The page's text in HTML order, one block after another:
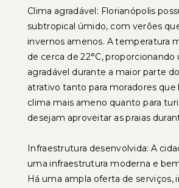
Clima agradável: Florianópolis
subtropical úmido, com verões
invernos amenos. A temperatura
de cerca de 22°C, proporcionando
agradável durante a maior parte
atrativo tanto para moradores que
clima mais ameno quanto para
desejam aproveitar as praias
Infraestrutura desenvolvida: A
uma infraestrutura moderna e
Há uma ampla oferta de serviços,